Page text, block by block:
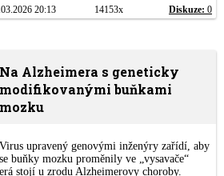
20:13 14153x Diskuze: 0
Na Alzheimera s geneticky
modifikovanými buňkami
mozku
Virus upravený genovými inženýry zařídí, aby
se buňky mozku proměnily ve „vysavače“
stojí u zrodu Alzheimerovy choroby.